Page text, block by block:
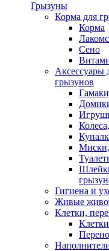
Грызуны
Корма для
Корма
Сено
Аксессуары
грызунов
Гигиена и
Живые
Клетки,
Клетки